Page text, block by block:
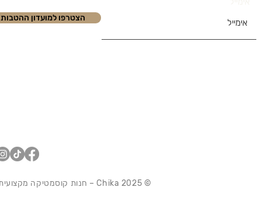
הצטרפו למועדון ההטבות
© 2025 Chika – חנות קוסמטיקה מקצועית